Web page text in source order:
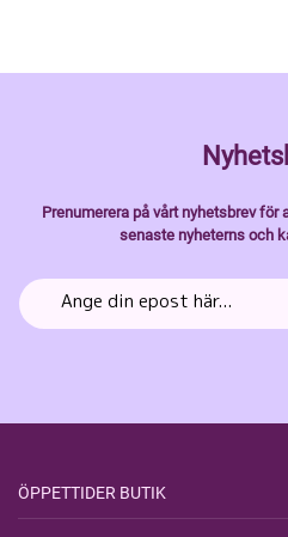
Prenumerera på vårt nyhetsbrev
senaste nyheterns och
ÖPPETTIDER BUTIK